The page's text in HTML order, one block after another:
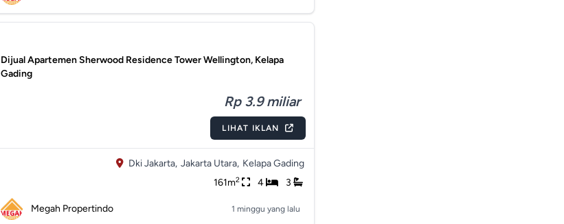
Dijual Apartemen Sherwood Residence Tower Wellington, Kelapa
Gading
Rp 3.9 miliar
LIHAT IKLAN
Dki Jakarta, Jakarta Utara, Kelapa Gading
161m2 4 3
Megah Propertindo 1 minggu yang lalu